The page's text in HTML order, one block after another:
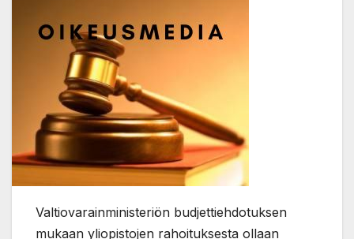
Valtiovarainministeriön budjettiehdotuksen
mukaan yliopistojen rahoituksesta ollaan